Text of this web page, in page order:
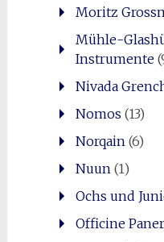
Moritz
Mühle-
Instrumente
Nivada
Nomos (13)
Norqain(6)
Nuun(1)
Ochs und
Officine